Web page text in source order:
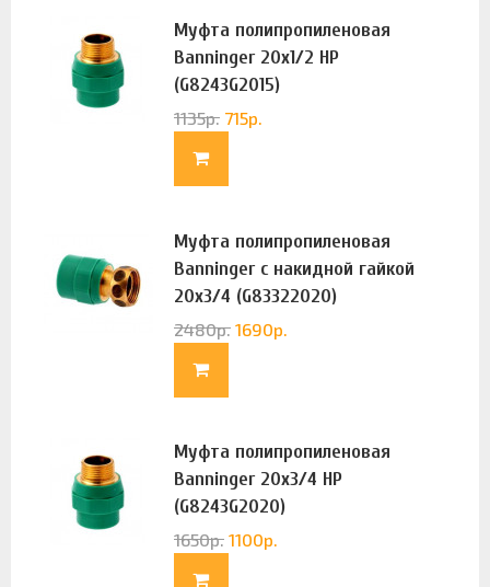
Муфта полипропиленовая
Banninger 20х1/2 НР
(G8243G2015)
1135р. 715р.
Муфта полипропиленовая
Banninger с накидной гайкой
20х3/4 (G83322020)
2480р. 1690р.
Муфта полипропиленовая
Banninger 20х3/4 НР
(G8243G2020)
1650р. 1100р.